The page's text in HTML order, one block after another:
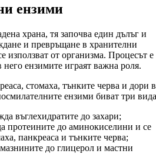
ензими
храна, тя започва един дълъг и
и превръщане в хранителни
използват от организма. Процесът е
ензимите играят важна роля.
стомаха, тънките черва и дори в
ензими биват три
въглехидратите до захари;
протеините до аминокиселини и се
панкреаса и тънките черва;
до глицерол и мастни